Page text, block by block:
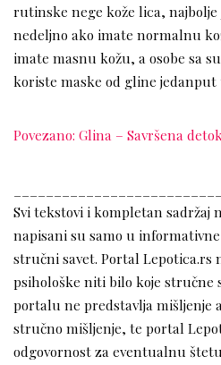
rutinske nege kože lica, najbolje
nedeljno ako imate normalnu
imate masnu kožu, a osobe sa
koriste maske od gline jedanput
Povezano: Glina – Savršena
Svi tekstovi i kompletan sadržaj
napisani su samo u
stručni savet. Portal Lepotica.rs
psihološke niti bilo koje stručne
portalu ne predstavlja mišljenje
stručno mišljenje, te portal
odgovornost za eventualnu